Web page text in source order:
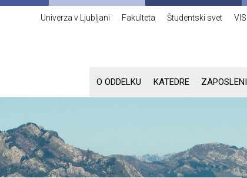
Univerza v Ljubljani Fakulteta Študentski svet VIS
O ODDELKU KATEDRE ZAPOSLENI